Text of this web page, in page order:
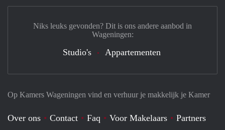
Op Kamers Wageningen vind en verhuur je makkelijk je Kamer
Over ons Contact Faq Voor Makelaars Partners
Niks leuks gevonden? Dit is ons andere aanbod in
Wageningen:
Studio's Appartementen